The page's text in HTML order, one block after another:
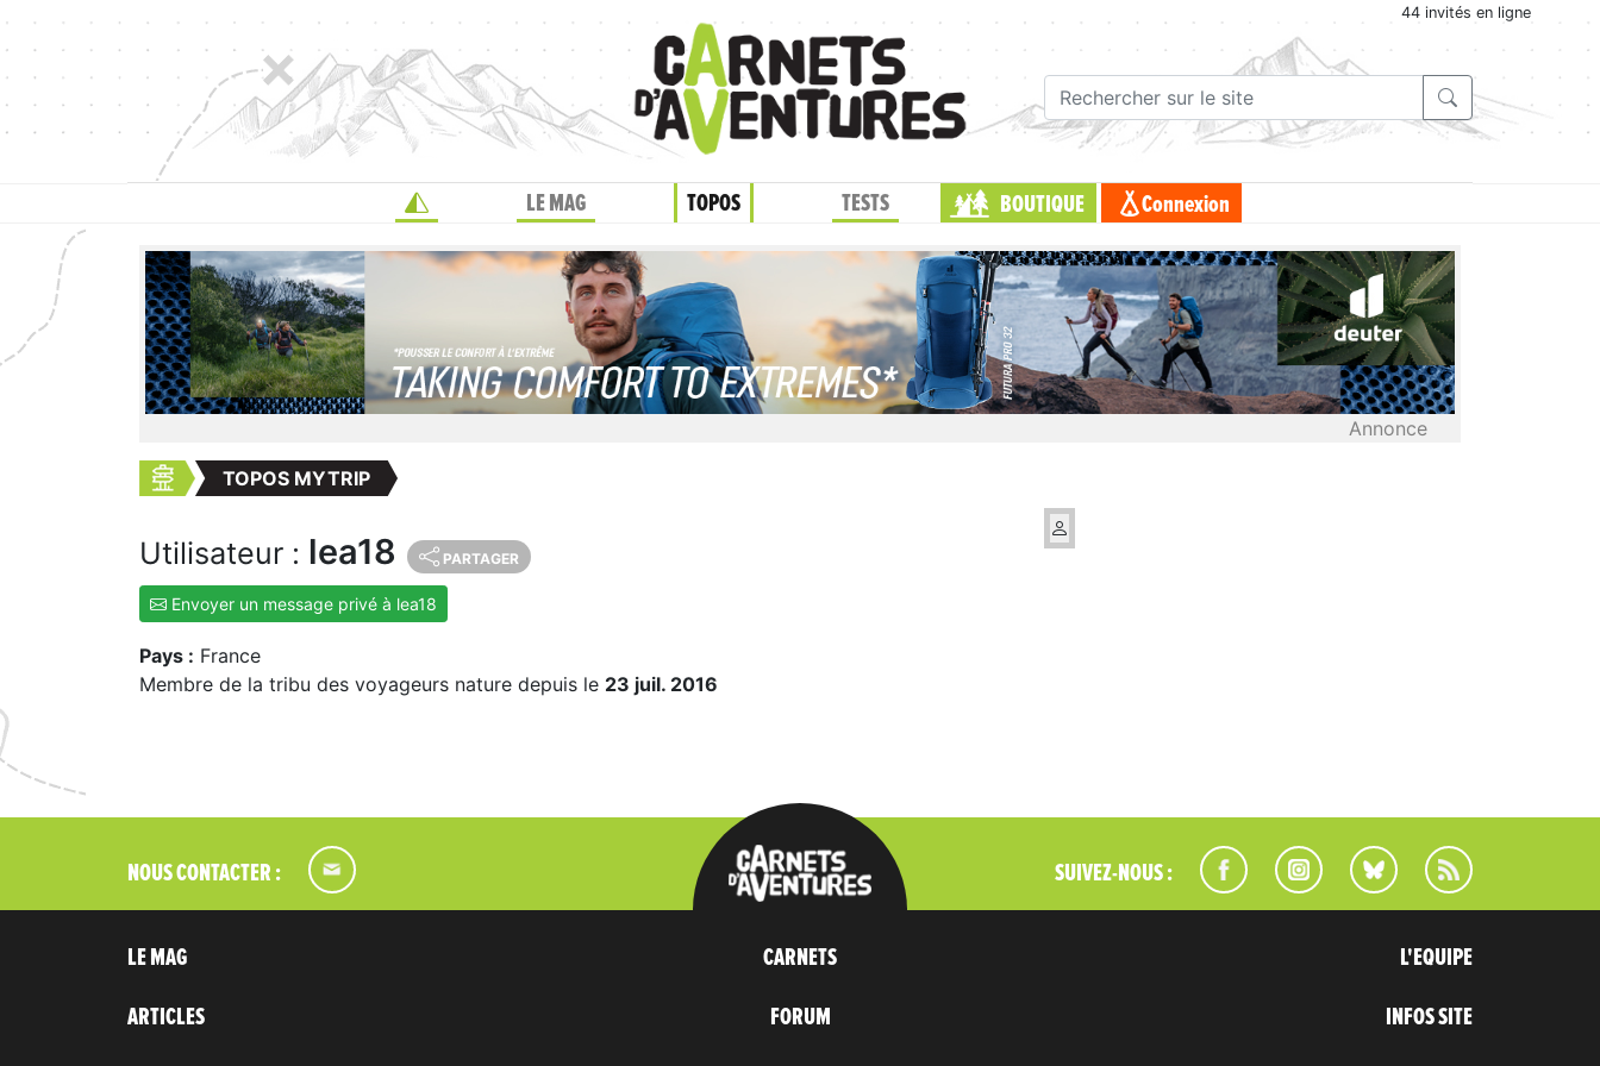
44 invités en ligne
LE MAG TOPOS TESTS BOUTIQUE Connexion
Annonce
TOPOS MYTRIP
Utilisateur : lea18 PARTAGER
Envoyer un message privé à lea18
Pays : France
Membre de la tribu des voyageurs nature depuis le 23 juil. 2016
NOUS CONTACTER : SUIVEZ-NOUS :
LE MAG
ARTICLES
CARNETS
FORUM
L'EQUIPE
INFOS SITE